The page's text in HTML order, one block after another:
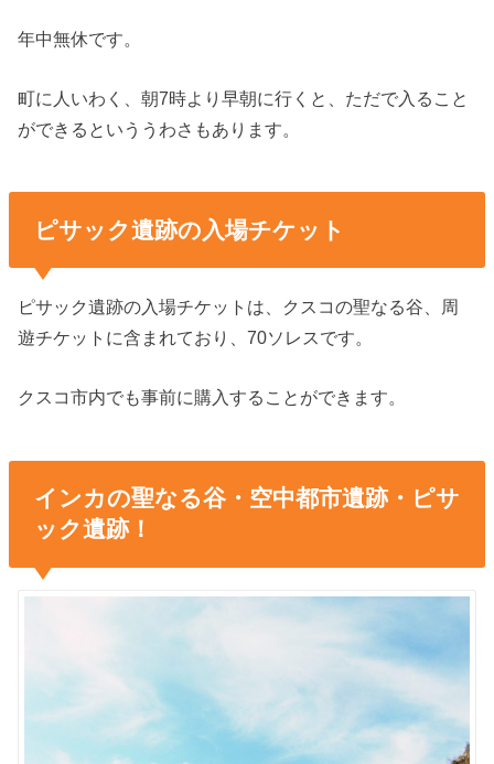
年中無休です。
町に人いわく、朝7時より早朝に行くと、ただで入ること
ができるといううわさもあります。
ピサック遺跡の入場チケット
ピサック遺跡の入場チケットは、クスコの聖なる谷、周
遊チケットに含まれており、70ソレスです。
クスコ市内でも事前に購入することができます。
インカの聖なる谷・空中都市遺跡・ピサ
ック遺跡！